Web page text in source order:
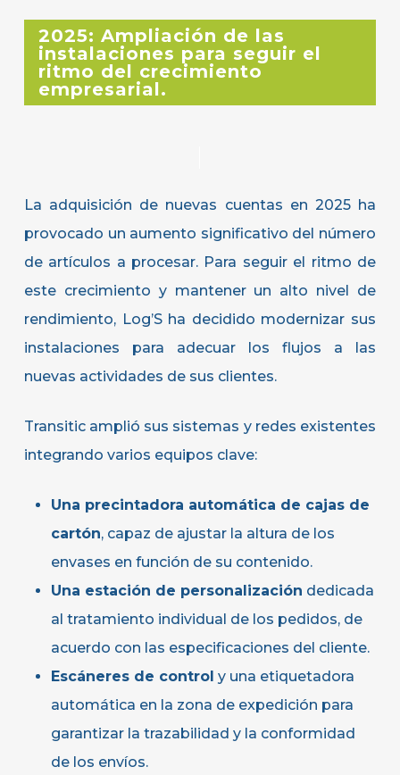
2025: Ampliación de las
instalaciones para seguir el
ritmo del crecimiento
empresarial.
La adquisición de nuevas cuentas en 2025 ha
provocado un aumento significativo del número
de artículos a procesar. Para seguir el ritmo de
este crecimiento y mantener un alto nivel de
rendimiento, Log’S ha decidido modernizar sus
instalaciones para adecuar los flujos a las
nuevas actividades de sus clientes.
Transitic amplió sus sistemas y redes existentes
integrando varios equipos clave:
Una precintadora automática de cajas de
cartón, capaz de ajustar la altura de los
envases en función de su contenido.
Una estación de personalización dedicada
al tratamiento individual de los pedidos, de
acuerdo con las especificaciones del cliente.
Escáneres de control y una etiquetadora
automática en la zona de expedición para
garantizar la trazabilidad y la conformidad
de los envíos.